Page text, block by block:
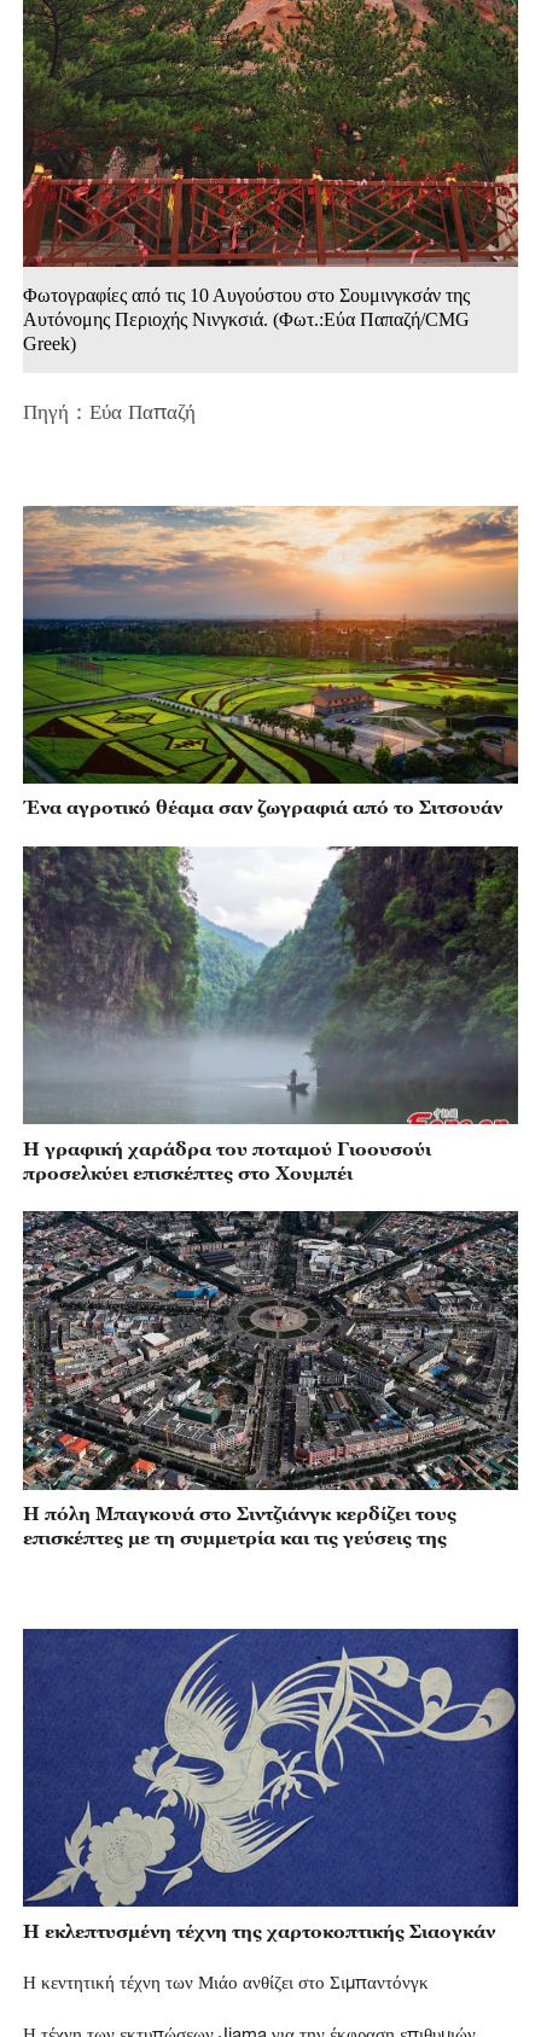
Φωτογραφίες από τις 10 Αυγούστου στο Σουμινγκσάν της
Αυτόνομης Περιοχής Νινγκσιά. (Φωτ.:Εύα Παπαζή/CMG
Greek)
Πηγή：Εύα Παπαζή
Ένα αγροτικό θέαμα σαν ζωγραφιά από το Σιτσουάν
Η γραφική χαράδρα του ποταμού Γιοουσούι
προσελκύει επισκέπτες στο Χουμπέι
Η πόλη Μπαγκουά στο Σιντζιάνγκ κερδίζει τους
επισκέπτες με τη συμμετρία και τις γεύσεις της
Η εκλεπτυσμένη τέχνη της χαρτοκοπτικής Σιαογκάν
Η κεντητική τέχνη των Μιάο ανθίζει στο Σιμπαντόνγκ